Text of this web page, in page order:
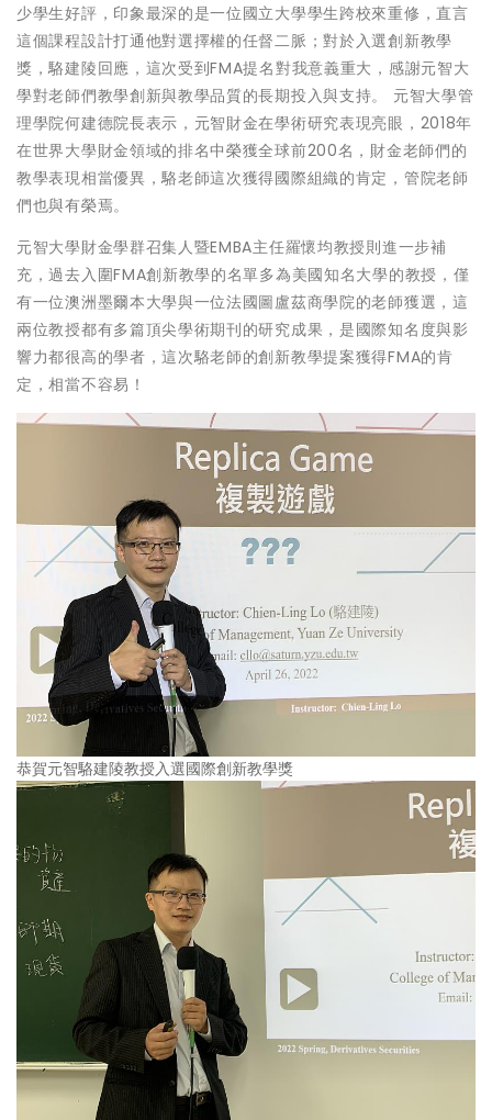
少學生好評，印象最深的是一位國立大學學生跨校來重修，直言
這個課程設計打通他對選擇權的任督二脈；對於入選創新教學
獎，駱建陵回應，這次受到FMA提名對我意義重大，感謝元智大
學對老師們教學創新與教學品質的長期投入與支持。 元智大學管
理學院何建德院長表示，元智財金在學術研究表現亮眼，2018年
在世界大學財金領域的排名中榮獲全球前200名，財金老師們的
教學表現相當優異，駱老師這次獲得國際組織的肯定，管院老師
們也與有榮焉。
元智大學財金學群召集人暨EMBA主任羅懷均教授則進一步補
充，過去入圍FMA創新教學的名單多為美國知名大學的教授，僅
有一位澳洲墨爾本大學與一位法國圖盧茲商學院的老師獲選，這
兩位教授都有多篇頂尖學術期刊的研究成果，是國際知名度與影
響力都很高的學者，這次駱老師的創新教學提案獲得FMA的肯
定，相當不容易！
恭賀元智駱建陵教授入選國際創新教學獎